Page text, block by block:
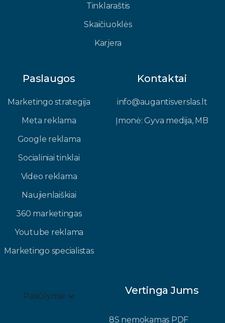
Tinklaraštis
Skaičiuoklės
Karjera
Paslaugos
Marketingo strategija
Meta reklama
Google reklama
Socialiniai tinklai
Video reklama
Naujienlaiškiai
360 marketingas
Youtube reklama
Marketingo specialistas
Kontaktai
info@augantisverslas.lt​
Įmonė: Gyva medija, MB​
Pasiūlymai Vertinga Jums
8S nemokamas PDF